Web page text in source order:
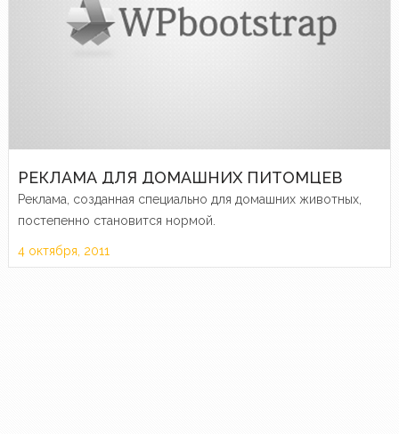
РЕКЛАМА ДЛЯ ДОМАШНИХ ПИТОМЦЕВ
Реклама, созданная специально для домашних животных,
постепенно становится нормой.
4 октября, 2011